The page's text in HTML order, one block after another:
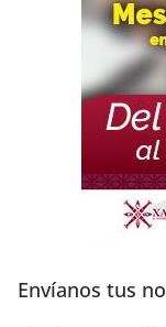
Envíanos tus